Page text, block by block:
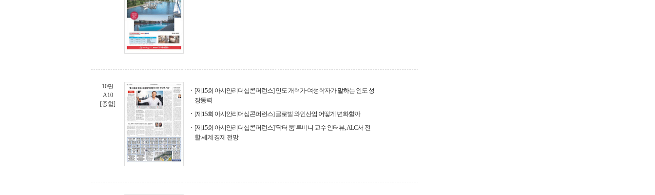
10면
A10
[종합]
[제15회 아시안리더십콘퍼런스] 인도 개혁가·여성학자가 말하는 인도 성
장동력
[제15회 아시안리더십콘퍼런스] 글로벌 와인산업 어떻게 변화할까
[제15회 아시안리더십콘퍼런스] '닥터 둠' 루비니 교수 인터뷰, ALC서 전
할 세계 경제 전망